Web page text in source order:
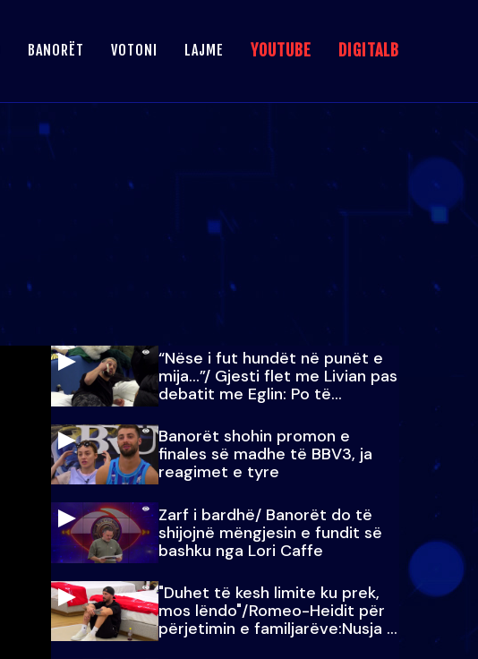
BANORËT VOTONI LAJME YOUTUBE DIGITALB
“Nëse i fut hundët në punët e
mija…”/ Gjesti flet me Livian pas
debatit me Eglin: Po të
paralajmëroj
Banorët shohin promon e
finales së madhe të BBV3, ja
reagimet e tyre
Zarf i bardhë/ Banorët do të
shijojnë mëngjesin e fundit së
bashku nga Lori Caffe
"Duhet të kesh limite ku prek,
mos lëndo"/Romeo-Heidit për
përjetimin e familjarëve:Nusja e
Julit…